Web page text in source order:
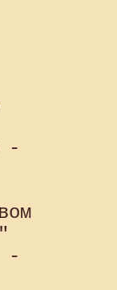
-
-